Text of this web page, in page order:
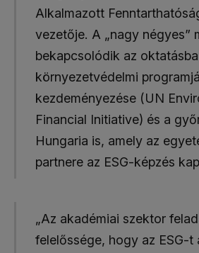
Alkalmazott
vezetője. A „nagy négyes”
bekapcsolódik az
környezetvédelmi
kezdeményezése (UN
Financial Initiative) és a
Hungaria is, amely az
partnere az ESG-képzés
„Az akadémiai szektor
felelőssége, hogy az ESG-t